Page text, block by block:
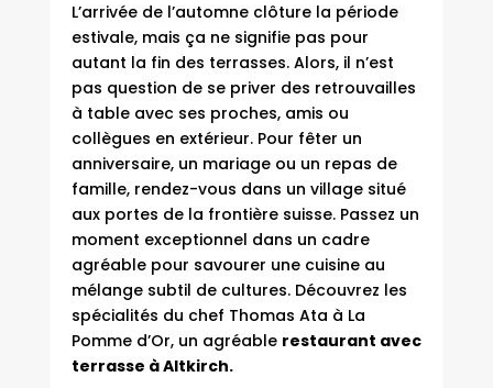
L’arrivée de l’automne clôture la période
estivale, mais ça ne signifie pas pour
autant la fin des terrasses. Alors, il n’est
pas question de se priver des retrouvailles
à table avec ses proches, amis ou
collègues en extérieur. Pour fêter un
anniversaire, un mariage ou un repas de
famille, rendez-vous dans un village situé
aux portes de la frontière suisse. Passez un
moment exceptionnel dans un cadre
agréable pour savourer une cuisine au
mélange subtil de cultures. Découvrez les
spécialités du chef Thomas Ata à La
Pomme d’Or, un agréable restaurant avec
terrasse à Altkirch.